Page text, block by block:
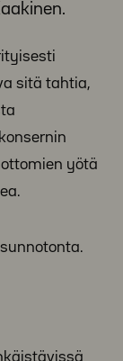
sitä tahtia,
yötä